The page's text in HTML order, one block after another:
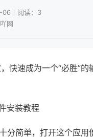
｜阅读：3
网
快速成为一个“必胜”的
安装教程
分简单，打开这个应用